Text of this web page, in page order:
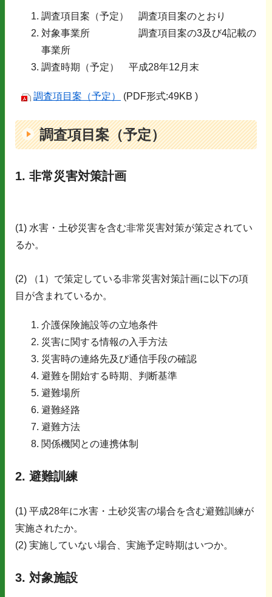
調査項目案（予定） 調査項目案のとおり
対象事業所 調査項目案の3及び4記載の
事業所
調査時期（予定） 平成28年12月末
調査項目案（予定） (PDF形式:49KB )
調査項目案（予定）
1. 非常災害対策計画
(1) 水害・土砂災害を含む非常災害対策が策定されてい
るか。
(2) （1）で策定している非常災害対策計画に以下の項
目が含まれているか。
介護保険施設等の立地条件
災害に関する情報の入手方法
災害時の連絡先及び通信手段の確認
避難を開始する時期、判断基準
避難場所
避難経路
避難方法
関係機関との連携体制
2. 避難訓練
(1) 平成28年に水害・土砂災害の場合を含む避難訓練が
実施されたか。
(2) 実施していない場合、実施予定時期はいつか。
3. 対象施設